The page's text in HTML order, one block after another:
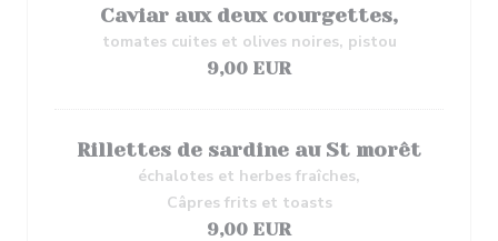
Caviar aux deux courgettes,
tomates cuites et olives noires, pistou
9,00 EUR
Rillettes de sardine au St morêt
échalotes et herbes fraîches,
Câpres frits et toasts
9,00 EUR